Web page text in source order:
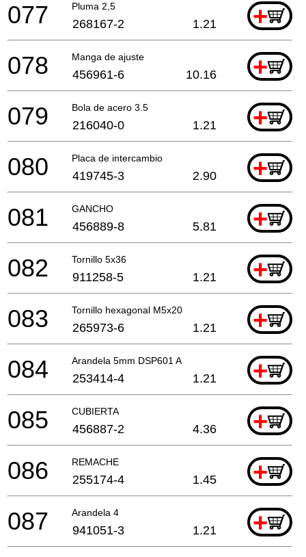
Pluma 2,5 +
077 268167-2 1.21
Manga de ajuste +
078 456961-6 10.16
Bola de acero 3.5 +
079 216040-0 1.21
Placa de intercambio +
080 419745-3 2.90
GANCHO +
081 456889-8 5.81
Tornillo 5x36 +
082 911258-5 1.21
Tornillo hexagonal M5x20 +
083 265973-6 1.21
Arandela 5mm DSP601 A +
084 253414-4 1.21
CUBIERTA +
085 456887-2 4.36
REMACHE +
086 255174-4 1.45
Arandela 4 +
087 941051-3 1.21